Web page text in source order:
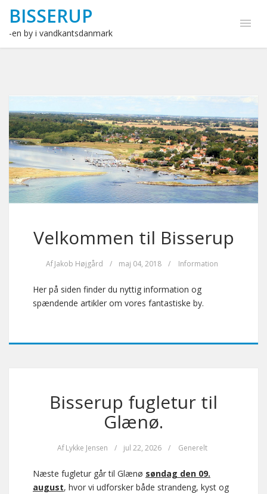
BISSERUP
-en by i vandkantsdanmark
Velkommen til Bisserup
AfJakob Højgård / maj 04, 2018 / Information
Her på siden finder du nyttig information og
spændende artikler om vores fantastiske by.
Bisserup fugletur til
Glænø.
Af Lykke Jensen / jul 22, 2026 / Generelt
Næste fugletur går til Glænø søndag den 09.
august, hvor vi udforsker både strandeng, kyst og